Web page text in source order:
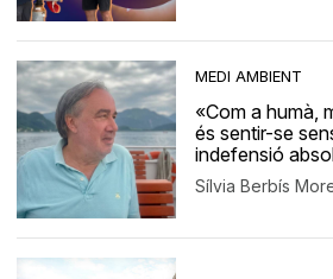
MEDI AMBIENT
«Com a humà,
és sentir-se
indefensió
Sílvia Berbís